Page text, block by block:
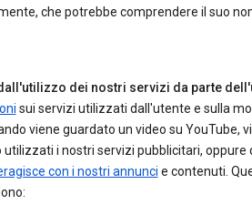
che potrebbe comprendere il suo
dei nostri servizi da parte
sui servizi utilizzati dall'utente e sulla
viene guardato un video su YouTube,
utilizzati i nostri servizi pubblicitari, oppure
con i nostri annunci e contenuti.